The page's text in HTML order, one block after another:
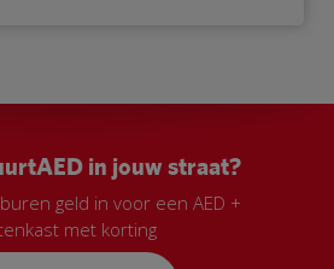
in jouw straat?
geld in voor een AED +
met korting